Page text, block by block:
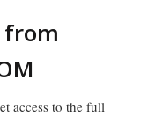
from
access to the full